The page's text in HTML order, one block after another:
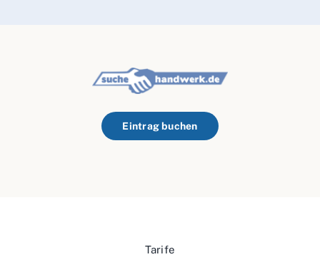
Eintrag buchen
Tarife